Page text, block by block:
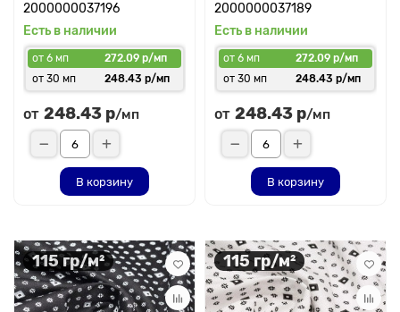
2000000037196
Есть в наличии
от 6 мп
272.09 р/мп
от 30 мп
248.43 р/мп
от 248.43 р/мп
В корзину
2000000037189
Есть в наличии
от 6 мп
272.09 р/мп
от 30 мп
248.43 р/мп
от 248.43 р/мп
В корзину
115 гр/м² 115 гр/м²